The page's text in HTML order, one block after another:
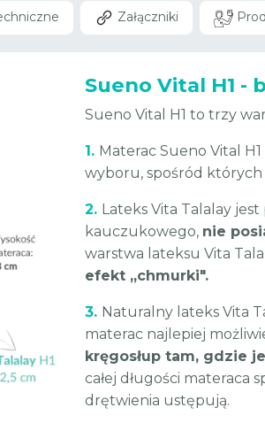
Załączniki
Sueno Vital H1 -
Sueno Vital H1 to trzy
1. Materac Sueno Vital
wyboru, spośród których
2. Lateks Vita Talalay
kauczukowego, nie
warstwa lateksu Vita
efekt „chmurki".
3. Naturalny lateks Vita
materac najlepiej
kręgosłup tam, gdzie
całej długości materaca
drętwienia ustępują.